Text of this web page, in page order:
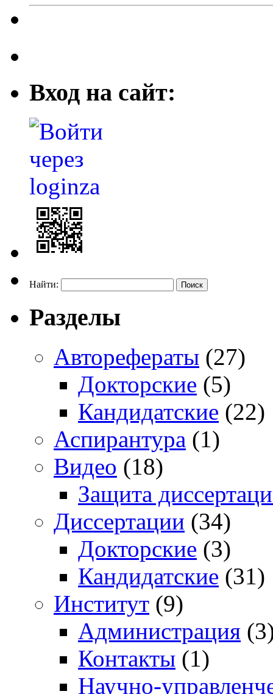
Вход на сайт:
Найти:
Разделы
Авторефераты (27)
Докторские (5)
Кандидатские (22)
Аспирантура (1)
Видео (18)
Защита
Диссертации (34)
Докторские (3)
Кандидатские (31)
Институт (9)
Администрация
Контакты (1)
Научно-